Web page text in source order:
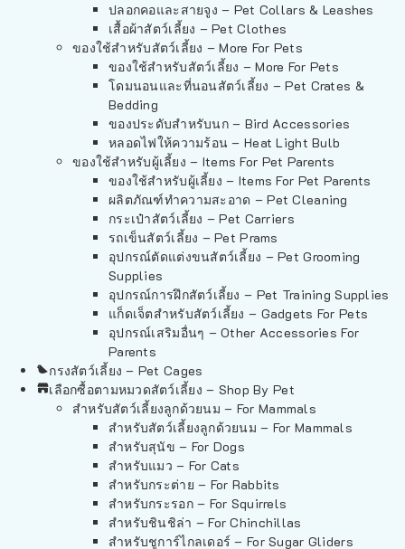
ปลอกคอและสายจูง – Pet Collars & Leashes
เสื้อผ้าสัตว์เลี้ยง – Pet Clothes
ของใช้สำหรับสัตว์เลี้ยง – More For Pets
ของใช้สำหรับสัตว์เลี้ยง – More For Pets
โดมนอนและที่นอนสัตว์เลี้ยง – Pet Crates &
Bedding
ของประดับสำหรับนก – Bird Accessories
หลอดไฟให้ความร้อน – Heat Light Bulb
ของใช้สำหรับผู้เลี้ยง – Items For Pet Parents
ของใช้สำหรับผู้เลี้ยง – Items For Pet Parents
ผลิตภัณฑ์ทำความสะอาด – Pet Cleaning
กระเป๋าสัตว์เลี้ยง – Pet Carriers
รถเข็นสัตว์เลี้ยง – Pet Prams
อุปกรณ์ตัดแต่งขนสัตว์เลี้ยง – Pet Grooming
Supplies
อุปกรณ์การฝึกสัตว์เลี้ยง – Pet Training Supplies
แก็ดเจ็ตสำหรับสัตว์เลี้ยง – Gadgets For Pets
อุปกรณ์เสริมอื่นๆ – Other Accessories For
Parents
กรงสัตว์เลี้ยง – Pet Cages
เลือกซื้อตามหมวดสัตว์เลี้ยง – Shop By Pet
สำหรับสัตว์เลี้ยงลูกด้วยนม – For Mammals
สำหรับสัตว์เลี้ยงลูกด้วยนม – For Mammals
สำหรับสุนัข – For Dogs
สำหรับแมว – For Cats
สำหรับกระต่าย – For Rabbits
สำหรับกระรอก – For Squirrels
สำหรับชินชิล่า – For Chinchillas
สำหรับชูการ์ไกลเดอร์ – For Sugar Gliders